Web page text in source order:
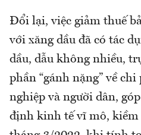
Đổi lại, việc giảm thuế
với xăng dầu đã có tác
dầu, dẫu không nhiều,
phần “gánh nặng” về
nghiệp và người dân,
định kinh tế vĩ mô,